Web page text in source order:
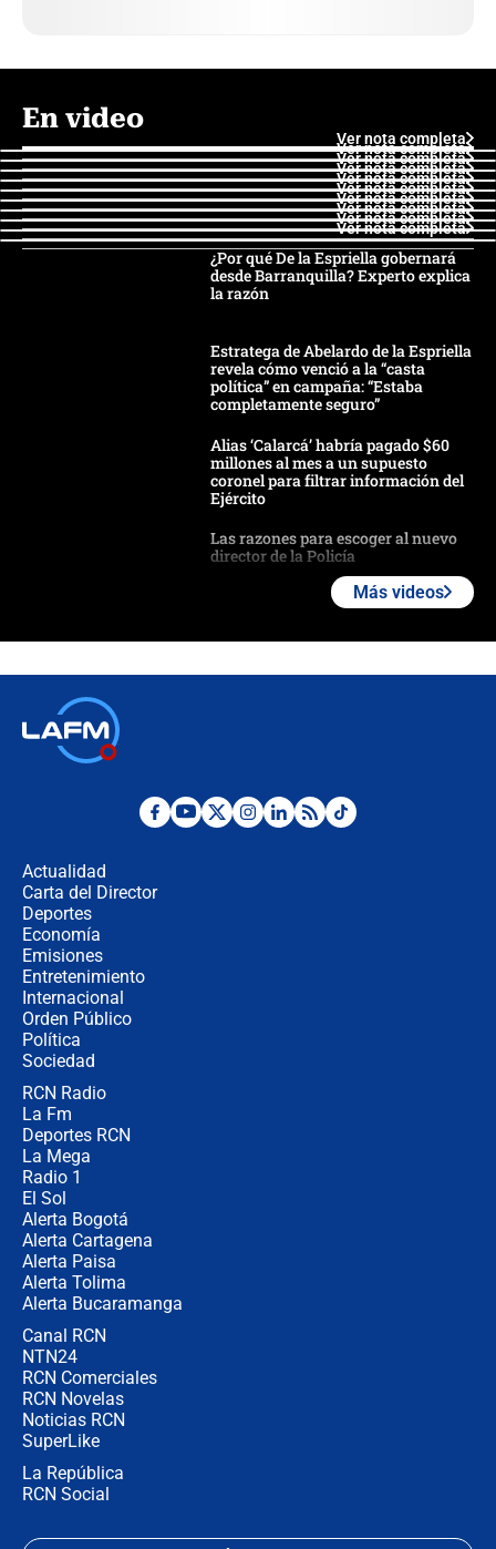
En video
Ver nota completa
Ver nota completa
Ver nota completa
Ver nota completa
Ver nota completa
Ver nota completa
Ver nota completa
Ver nota completa
Ver nota completa
Ver nota completa
¿Por qué De la Espriella gobernará
desde Barranquilla? Experto explica
la razón
Estratega de Abelardo de la Espriella
revela cómo venció a la “casta
política” en campaña: “Estaba
completamente seguro”
Alias ‘Calarcá’ habría pagado $60
millones al mes a un supuesto
coronel para filtrar información del
Ejército
Las razones para escoger al nuevo
director de la Policía
"No hubo fraude ni posibilidad de
Más videos
Actualidad
Carta del Director
Deportes
Economía
Emisiones
Entretenimiento
Internacional
Orden Público
Política
Sociedad
RCN Radio
La Fm
Deportes RCN
La Mega
Radio 1
El Sol
Alerta Bogotá
Alerta Cartagena
Alerta Paisa
Alerta Tolima
Alerta Bucaramanga
Canal RCN
NTN24
RCN Comerciales
RCN Novelas
Noticias RCN
SuperLike
La República
RCN Social